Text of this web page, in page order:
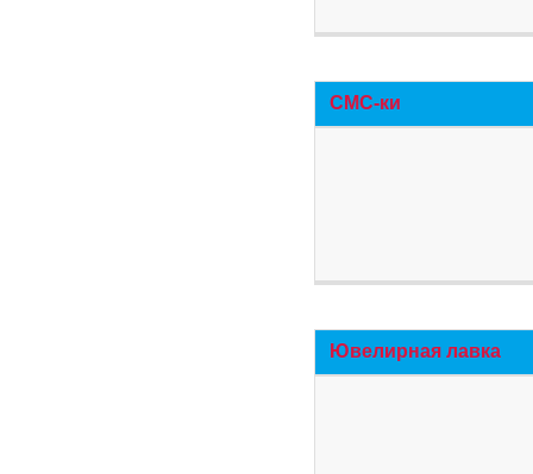
СМС-ки
Ювелирная лавка